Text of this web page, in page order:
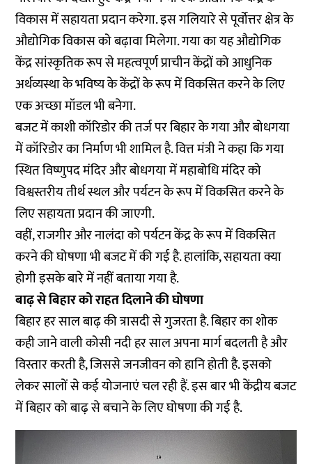
विकास में सहायता प्रदान करेगा. इस गलियारे से पूर्वोत्तर क्षेत्र के
औद्योगिक विकास को बढ़ावा मिलेगा. गया का यह औद्योगिक
केंद्र सांस्कृतिक रूप से महत्वपूर्ण प्राचीन केंद्रों को आधुनिक
अर्थव्यस्था के भविष्य के केंद्रों के रूप में विकसित करने के लिए
एक अच्छा मॉडल भी बनेगा.
बजट में काशी कॉरिडोर की तर्ज पर बिहार के गया और बोधगया
में कॉरिडोर का निर्माण भी शामिल है. वित्त मंत्री ने कहा कि गया
स्थित विष्णुपद मंदिर और बोधगया में महाबोधि मंदिर को
विश्वस्तरीय तीर्थ स्थल और पर्यटन के रूप में विकसित करने के
लिए सहायता प्रदान की जाएगी.
वहीं, राजगीर और नालंदा को पर्यटन केंद्र के रूप में विकसित
करने की घोषणा भी बजट में की गई है. हालांकि, सहायता क्या
होगी इसके बारे में नहीं बताया गया है.
बाढ़ से बिहार को राहत दिलाने की घोषणा
बिहार हर साल बाढ़ की त्रासदी से गुजरता है. बिहार का शोक
कही जाने वाली कोसी नदी हर साल अपना मार्ग बदलती है और
विस्तार करती है, जिससे जनजीवन को हानि होती है. इसको
लेकर सालों से कई योजनाएं चल रही हैं. इस बार भी केंद्रीय बजट
में बिहार को बाढ़ से बचाने के लिए घोषणा की गई है.